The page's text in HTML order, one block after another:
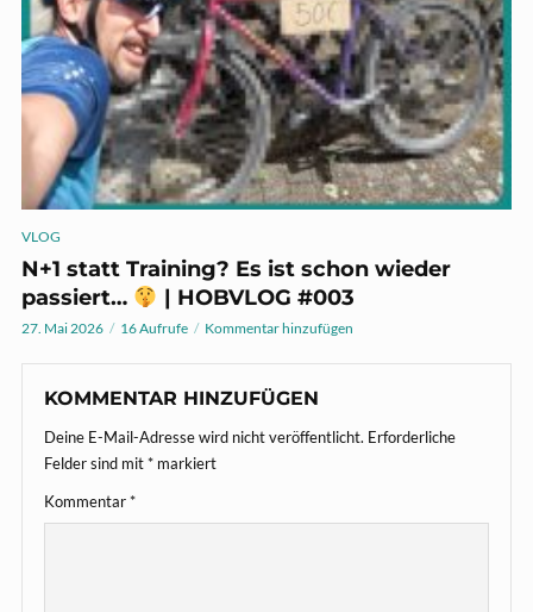
VLOG
N+1 statt Training? Es ist schon wieder
passiert…
| HOBVLOG #003
27. Mai 2026 16 Aufrufe Kommentar hinzufügen
KOMMENTAR HINZUFÜGEN
Deine E-Mail-Adresse wird nicht veröffentlicht. Erforderliche
Felder sind mit* markiert
Kommentar*